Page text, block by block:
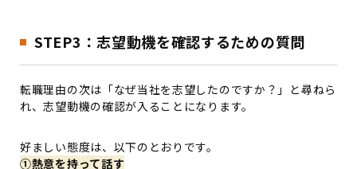
STEP3：志望動機を確認するための質問
転職理由の次は「なぜ当社を志望したのですか？」と尋ねら
れ、志望動機の確認が入ることになります。
好ましい態度は、以下のとおりです。
①熱意を持って話す